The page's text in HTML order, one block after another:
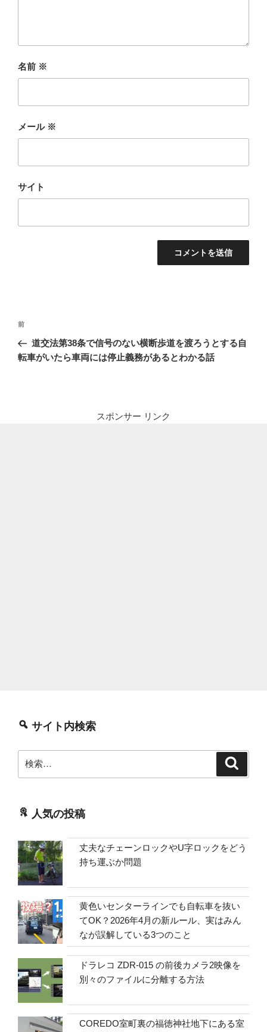
名前 ※
メール ※
サイト
投
ナ
前
の
投
前
道交法第38条で信号のない横断歩道を渡ろうとする自
転車がいたら車両には停止義務があるとわかる話
スポンサー リンク
サイト内検索
索:
人気の投稿
丈夫なチェーンロックやU字ロックをどう
持ち運ぶか問題
黄色いセンターラインでも自転車を抜い
てOK？2026年4月の新ルール、実はみん
なが誤解している3つのこと
ドラレコ ZDR-015 の前後カメラ2映像を
別々のファイルに分離する方法
COREDO室町裏の福徳神社地下にある室